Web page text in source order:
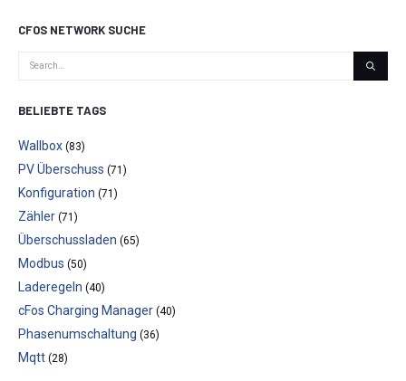
CFOS NETWORK SUCHE
BELIEBTE TAGS
Wallbox (83)
PV Überschuss (71)
Konfiguration (71)
Zähler (71)
Überschussladen (65)
Modbus (50)
Laderegeln (40)
cFos Charging Manager (40)
Phasenumschaltung (36)
Mqtt (28)